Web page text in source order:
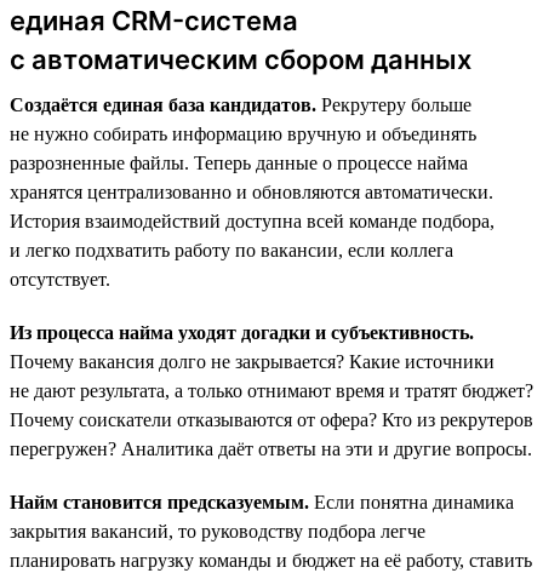
единая CRM-система
с автоматическим сбором данных
Создаётся единая база кандидатов. Рекрутеру больше
не нужно собирать информацию вручную и объединять
разрозненные файлы. Теперь данные о процессе найма
хранятся централизованно и обновляются автоматически.
История взаимодействий доступна всей команде подбора,
и легко подхватить работу по вакансии, если коллега
отсутствует.
Из процесса найма уходят догадки и субъективность.
Почему вакансия долго не закрывается? Какие источники
не дают результата, а только отнимают время и тратят бюджет?
Почему соискатели отказываются от офера? Кто из рекрутеров
перегружен? Аналитика даёт ответы на эти и другие вопросы.
Найм становится предсказуемым. Если понятна динамика
закрытия вакансий, то руководству подбора легче
планировать нагрузку команды и бюджет на её работу, ставить